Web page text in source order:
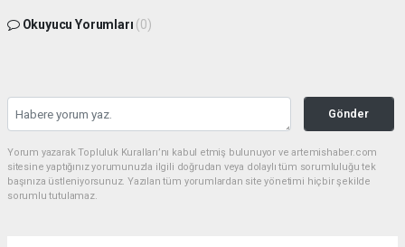
Okuyucu Yorumları (0)
Gönder
Yorum yazarak Topluluk Kuralları’nı kabul etmiş bulunuyor ve artemishaber.com
sitesine yaptığınız yorumunuzla ilgili doğrudan veya dolaylı tüm sorumluluğu tek
başınıza üstleniyorsunuz. Yazılan tüm yorumlardan site yönetimi hiçbir şekilde
sorumlu tutulamaz.